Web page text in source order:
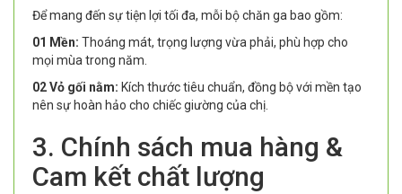
Để mang đến sự tiện lợi tối đa, mỗi bộ chăn ga bao gồm:
01 Mền: Thoáng mát, trọng lượng vừa phải, phù hợp cho
mọi mùa trong năm.
02 Vỏ gối nằm: Kích thước tiêu chuẩn, đồng bộ với mền tạo
nên sự hoàn hảo cho chiếc giường của chị.
3. Chính sách mua hàng &
Cam kết chất lượng